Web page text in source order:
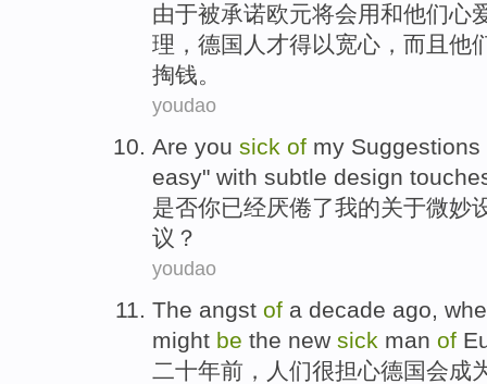
由于被承诺欧元将会用和他们心
理 ，德国人才得以宽心， 而且 他
掏钱。
youdao
Are you sick of my Suggestions
easy" with subtle design
是否你已经厌倦了我的关于微妙
议 ？
youdao
The angst of a decade ago,
might be the new sick man of
二十年前 ， 人们很担心德国会成